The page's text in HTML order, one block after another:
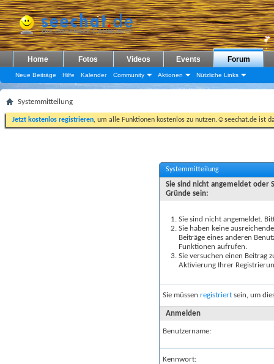
Home Fotos Videos Events Forum
Neue Beiträge Hilfe Kalender Community Aktionen Nützliche Links
Systemmitteilung
Jetzt kostenlos registrieren, um alle Funktionen kostenlos zu nutzen.☺seechat.de ist
Systemmitteilung
Sie sind nicht angemeldet oder
Gründe sein:
Sie sind nicht angemeldet.
Sie haben keine
Beiträge eines anderen
Funktionen aufrufen.
Sie versuchen einen Beitrag
Aktivierung Ihrer
Sie müssen registriert sein, um
Anmelden
Benutzername:
Kennwort: